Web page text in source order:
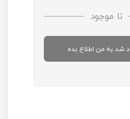
نا موجود